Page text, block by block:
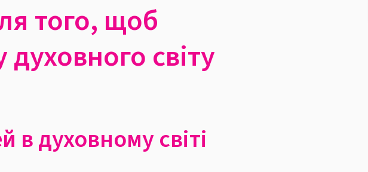
того, щоб
світу
в духовному світі